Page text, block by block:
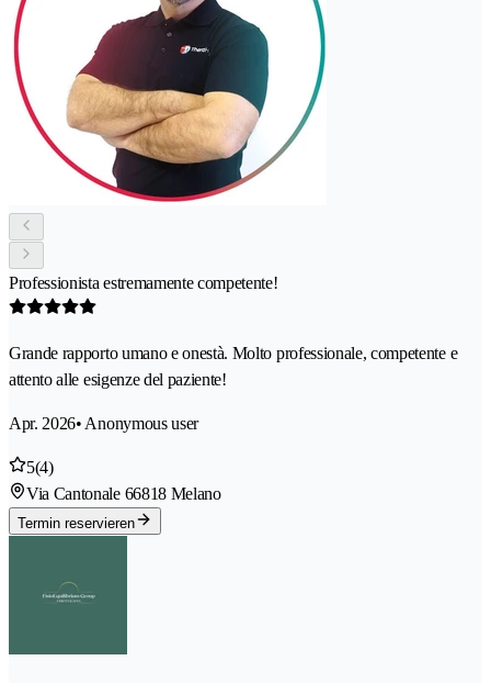
Professionista estremamente competente!
Grande rapporto umano e onestà. Molto professionale, competente e
attento alle esigenze del paziente!
Apr. 2026• Anonymous user
5(4)
Via Cantonale 66818 Melano
Termin reservieren